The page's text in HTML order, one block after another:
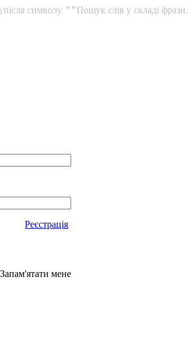
після символу. ""Пошук слів у складі фрази.
Реєстрація
Запам'ятати мене